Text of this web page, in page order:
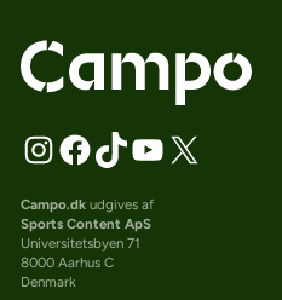
Campo.dkudgives af
Sports Content ApS
Universitetsbyen 71
8000 Aarhus C
Denmark